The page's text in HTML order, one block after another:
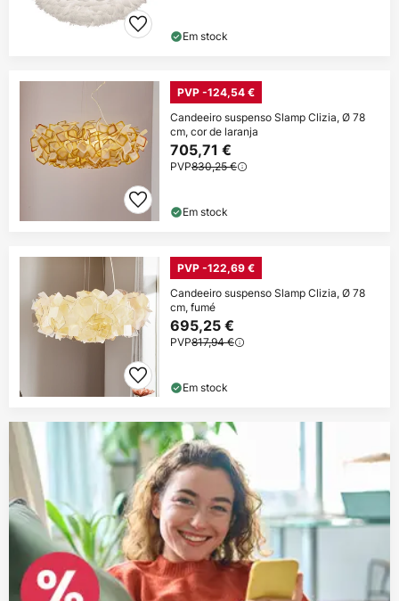
Em stock
PVP -124,54 €
Candeeiro suspenso Slamp Clizia, Ø 78
cm, cor de laranja
705,71 €
PVP830,25 €
Em stock
PVP -122,69 €
Candeeiro suspenso Slamp Clizia, Ø 78
cm, fumé
695,25 €
PVP817,94 €
Em stock